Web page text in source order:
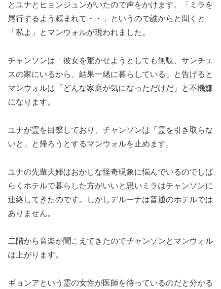
とユナとヒョンジュンがいたので声をかけます。「ミラを
尾行するよう頼まれて・・」というので誰からと聞くと
「私よ」とマンウォルが現われました。
チャンソンは「彼女を驚かせようとしても無駄、サンチェ
スの家にいるから、結果一緒に暮らしている」と告げると
マンウォルは「どんな家庭か気になっただけだ」と不機嫌
になります。
ユナが霊を目撃しており、チャンソンは「霊を引き取らな
いと」と帰ろうとするマンウォルを止めます。
ユナの先輩夫婦はおかしな怪奇現象に悩んでいるのでしば
らくホテルで暮らした方がいいと思いミラはチャンソンに
連絡してきたのです。しかしデルーナは普通のホテルでは
ありません。
二階から音楽が聞こえてきたのでチャンソンとマンウォル
は上がります。
ギョンアという霊の女性が医師を待っているのだと分かる